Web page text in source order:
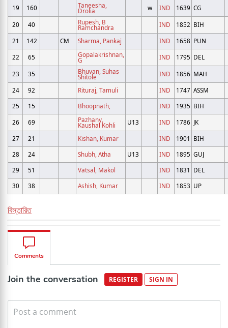
19
160 Taneesha,
Drolia w IND 1639 CG
20 40 Rupesh, B
Ramchandra IND 1852 BIH
21
142 CM Sharma, Pankaj IND 1658 PUN
22
65 Gopalakrishnan,
G IND 1795 DEL
23 35 Bhuvan, Suhas
Shitole IND 1856 MAH
24
92 Rituraj, Tamuli IND 1747 ASSM
25
15 Bhoopnath, IND 1935 BIH
26
69 Pazhany,
Kaushal Kohli U13 IND 1786 JK
27
21 Kishan, Kumar IND 1901 BIH
28
24 Shubh, Atha U13 IND 1895 GUJ
29
51 Vatsal, Makol IND 1831 DEL
30
38 Ashish, Kumar IND 1853 UP
বিস্তারিত